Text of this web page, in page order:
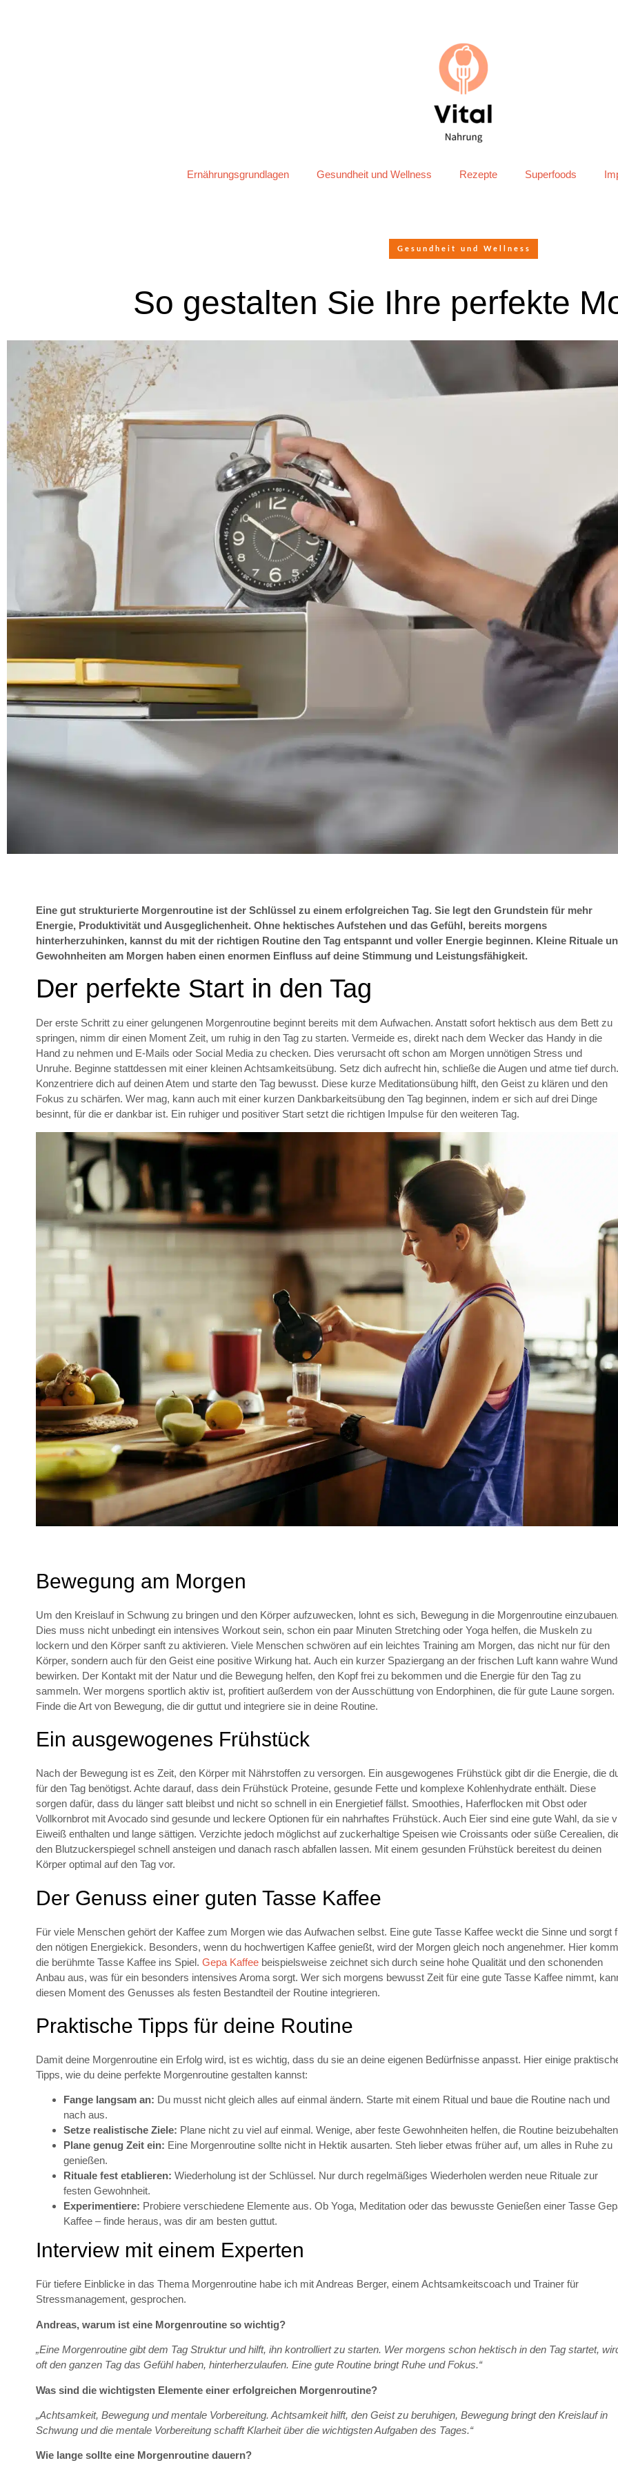
Ernährungsgrundlagen Gesundheit und Wellness Rezepte Superfoods
Gesundheit und Wellness
So gestalten Sie Ihre perfekte
Eine gut strukturierte Morgenroutine ist der Schlüssel zu einem erfolgreichen Tag. Sie legt den Grundstein für mehr
Energie, Produktivität und Ausgeglichenheit. Ohne hektisches Aufstehen und das Gefühl, bereits morgens
hinterherzuhinken, kannst du mit der richtigen Routine den Tag entspannt und voller Energie beginnen. Kleine Rituale
Gewohnheiten am Morgen haben einen enormen Einfluss auf deine Stimmung und Leistungsfähigkeit.
Der perfekte Start in den Tag
Der erste Schritt zu einer gelungenen Morgenroutine beginnt bereits mit dem Aufwachen. Anstatt sofort hektisch aus dem Bett zu
springen, nimm dir einen Moment Zeit, um ruhig in den Tag zu starten. Vermeide es, direkt nach dem Wecker das Handy in die
Hand zu nehmen und E-Mails oder Social Media zu checken. Dies verursacht oft schon am Morgen unnötigen Stress und
Unruhe. Beginne stattdessen mit einer kleinen Achtsamkeitsübung. Setz dich aufrecht hin, schließe die Augen und atme tief durch.
Konzentriere dich auf deinen Atem und starte den Tag bewusst. Diese kurze Meditationsübung hilft, den Geist zu klären und den
Fokus zu schärfen. Wer mag, kann auch mit einer kurzen Dankbarkeitsübung den Tag beginnen, indem er sich auf drei Dinge
besinnt, für die er dankbar ist. Ein ruhiger und positiver Start setzt die richtigen Impulse für den weiteren Tag.
Bewegung am Morgen
Um den Kreislauf in Schwung zu bringen und den Körper aufzuwecken, lohnt es sich, Bewegung in die Morgenroutine
Dies muss nicht unbedingt ein intensives Workout sein, schon ein paar Minuten Stretching oder Yoga helfen, die Muskeln zu
lockern und den Körper sanft zu aktivieren. Viele Menschen schwören auf ein leichtes Training am Morgen, das nicht nur für den
Körper, sondern auch für den Geist eine positive Wirkung hat. Auch ein kurzer Spaziergang an der frischen Luft kann wahre
bewirken. Der Kontakt mit der Natur und die Bewegung helfen, den Kopf frei zu bekommen und die Energie für den Tag zu
sammeln. Wer morgens sportlich aktiv ist, profitiert außerdem von der Ausschüttung von Endorphinen, die für gute Laune sorgen.
Finde die Art von Bewegung, die dir guttut und integriere sie in deine Routine.
Ein ausgewogenes Frühstück
Nach der Bewegung ist es Zeit, den Körper mit Nährstoffen zu versorgen. Ein ausgewogenes Frühstück gibt dir die Energie, die
für den Tag benötigst. Achte darauf, dass dein Frühstück Proteine, gesunde Fette und komplexe Kohlenhydrate enthält. Diese
sorgen dafür, dass du länger satt bleibst und nicht so schnell in ein Energietief fällst. Smoothies, Haferflocken mit Obst oder
Vollkornbrot mit Avocado sind gesunde und leckere Optionen für ein nahrhaftes Frühstück. Auch Eier sind eine gute Wahl, da sie
Eiweiß enthalten und lange sättigen. Verzichte jedoch möglichst auf zuckerhaltige Speisen wie Croissants oder süße Cerealien,
den Blutzuckerspiegel schnell ansteigen und danach rasch abfallen lassen. Mit einem gesunden Frühstück bereitest du deinen
Körper optimal auf den Tag vor.
Der Genuss einer guten Tasse Kaffee
Für viele Menschen gehört der Kaffee zum Morgen wie das Aufwachen selbst. Eine gute Tasse Kaffee weckt die Sinne und sorgt
den nötigen Energiekick. Besonders, wenn du hochwertigen Kaffee genießt, wird der Morgen gleich noch angenehmer. Hier
die berühmte Tasse Kaffee ins Spiel. Gepa Kaffee beispielsweise zeichnet sich durch seine hohe Qualität und den schonenden
Anbau aus, was für ein besonders intensives Aroma sorgt. Wer sich morgens bewusst Zeit für eine gute Tasse Kaffee nimmt,
diesen Moment des Genusses als festen Bestandteil der Routine integrieren.
Praktische Tipps für deine Routine
Damit deine Morgenroutine ein Erfolg wird, ist es wichtig, dass du sie an deine eigenen Bedürfnisse anpasst. Hier einige
Tipps, wie du deine perfekte Morgenroutine gestalten kannst:
Fange langsam an: Du musst nicht gleich alles auf einmal ändern. Starte mit einem Ritual und baue die Routine nach und
nach aus.
Setze realistische Ziele: Plane nicht zu viel auf einmal. Wenige, aber feste Gewohnheiten helfen, die Routine
Plane genug Zeit ein: Eine Morgenroutine sollte nicht in Hektik ausarten. Steh lieber etwas früher auf, um alles in Ruhe zu
genießen.
Rituale fest etablieren: Wiederholung ist der Schlüssel. Nur durch regelmäßiges Wiederholen werden neue Rituale zur
festen Gewohnheit.
Experimentiere: Probiere verschiedene Elemente aus. Ob Yoga, Meditation oder das bewusste Genießen einer Tasse
Kaffee – finde heraus, was dir am besten guttut.
Interview mit einem Experten
Für tiefere Einblicke in das Thema Morgenroutine habe ich mit Andreas Berger, einem Achtsamkeitscoach und Trainer für
Stressmanagement, gesprochen.
Andreas, warum ist eine Morgenroutine so wichtig?
„Eine Morgenroutine gibt dem Tag Struktur und hilft, ihn kontrolliert zu starten. Wer morgens schon hektisch in den Tag startet,
oft den ganzen Tag das Gefühl haben, hinterherzulaufen. Eine gute Routine bringt Ruhe und Fokus.“
Was sind die wichtigsten Elemente einer erfolgreichen Morgenroutine?
„Achtsamkeit, Bewegung und mentale Vorbereitung. Achtsamkeit hilft, den Geist zu beruhigen, Bewegung bringt den Kreislauf in
Schwung und die mentale Vorbereitung schafft Klarheit über die wichtigsten Aufgaben des Tages.“
Wie lange sollte eine Morgenroutine dauern?